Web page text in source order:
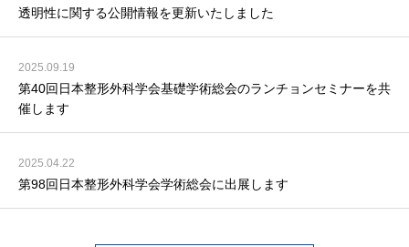
透明性に関する公開情報を更新いたしました
2025.09.19
第40回日本整形外科学会基礎学術総会のランチョンセミナーを共
催します
2025.04.22
第98回日本整形外科学会学術総会に出展します